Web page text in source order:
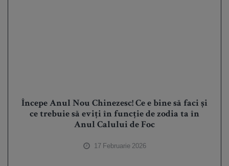
Începe Anul Nou Chinezesc! Ce e bine să faci și
ce trebuie să eviți în funcție de zodia ta în
Anul Calului de Foc
17 Februarie 2026